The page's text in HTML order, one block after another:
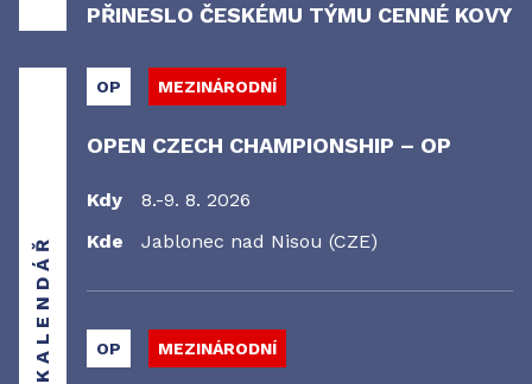
PŘINESLO ČESKÉMU TÝMU CENNÉ KOVY
KALENDÁŘ
OP MEZINÁRODNÍ
OPEN CZECH CHAMPIONSHIP – OP
Kdy
8.-9. 8. 2026
Kde
Jablonec nad Nisou (CZE)
OP MEZINÁRODNÍ